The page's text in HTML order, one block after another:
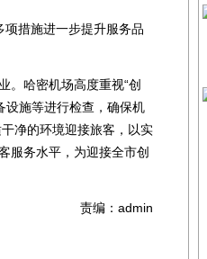
措施进一步提升服务品
哈密机场高度重视“创
设施等进行检查，确保机
净的环境迎接旅客，以实
服务水平，为迎接全市创
责编：admin